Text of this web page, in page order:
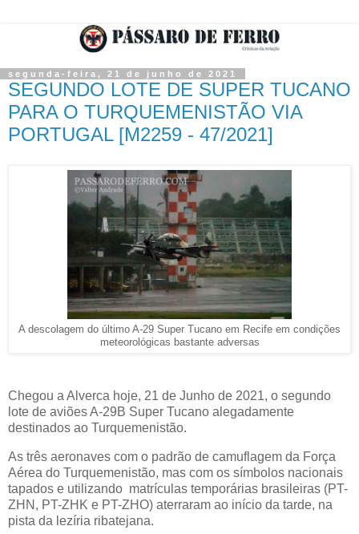
segunda-feira, 21 de junho de 2021
SEGUNDO LOTE DE SUPER TUCANO
PARA O TURQUEMENISTÃO VIA
PORTUGAL [M2259 - 47/2021]
A descolagem do último A-29 Super Tucano em Recife em condições
meteorológicas bastante adversas
Chegou a Alverca hoje, 21 de Junho de 2021, o segundo
lote de aviões A-29B Super Tucano alegadamente
destinados ao Turquemenistão.
As três aeronaves com o padrão de camuflagem da Força
Aérea do Turquemenistão, mas com os símbolos nacionais
tapados e utilizando matrículas temporárias brasileiras (PT-
ZHN, PT-ZHK e PT-ZHO) aterraram ao início da tarde, na
pista da lezíria ribatejana.